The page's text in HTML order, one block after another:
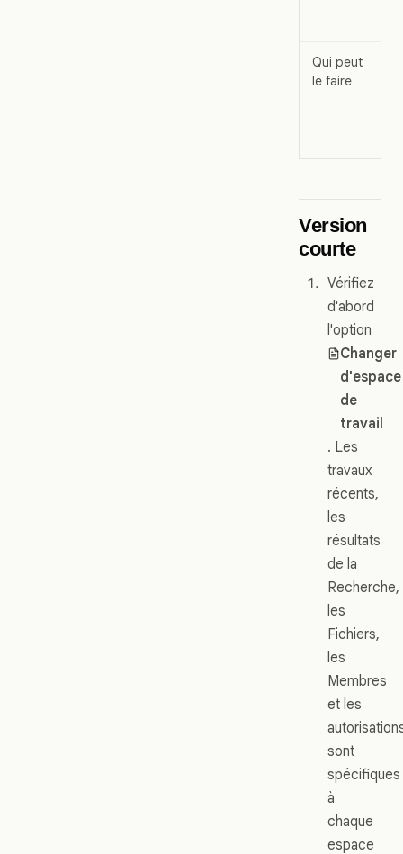
Qui peut
le faire
Version
courte
Vérifiez
d'abord
l'option
Changer
d'espace
de
travail
. Les
travaux
récents,
les
résultats
de la
Recherche,
les
Fichiers,
les
Membres
et les
sont
spécifiques
à
chaque
espace